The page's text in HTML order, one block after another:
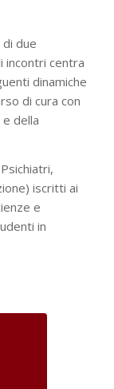
due
incontri centra
dinamiche
di cura con
della
iscritti ai
e
in